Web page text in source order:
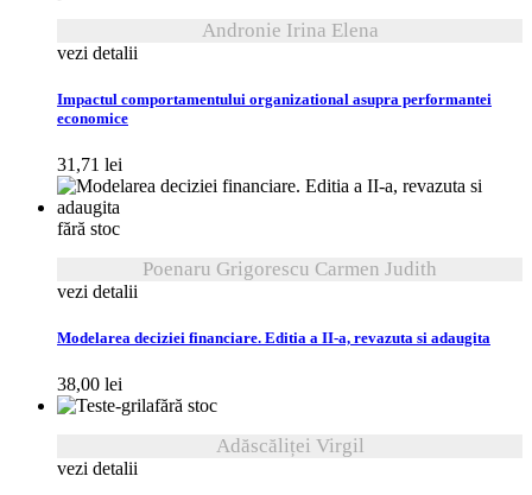
Andronie Irina Elena
vezi detalii
Impactul comportamentului organizational asupra performantei
economice
31,71 lei
fără stoc
Poenaru Grigorescu Carmen Judith
vezi detalii
Modelarea deciziei financiare. Editia a II-a, revazuta si adaugita
38,00 lei
fără stoc
Adăscăliței Virgil
vezi detalii